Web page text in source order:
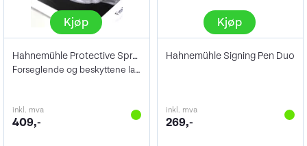
Kjøp
Hahnemühle Protective Spray 400ml
Forseglende og beskyttene lakk
inkl. mva
409,-
Kjøp
Hahnemühle Signing Pen Duo
inkl. mva
269,-